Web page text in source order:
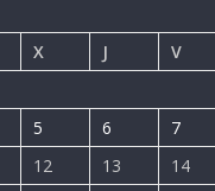
X J V
5 6 7
12 13 14